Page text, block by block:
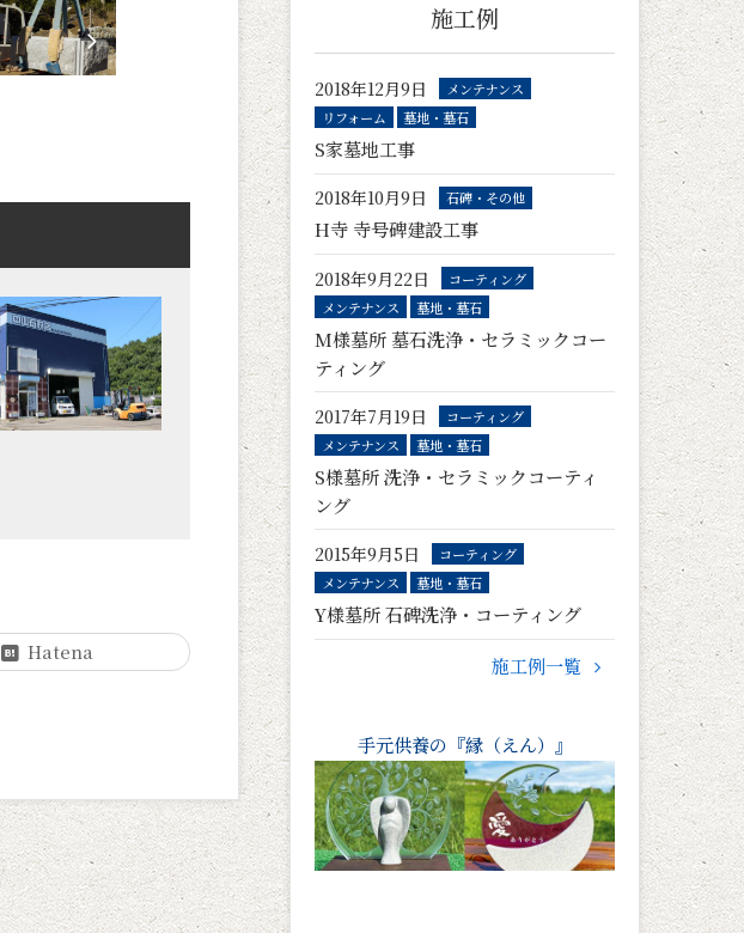
Hatena
施工例
2018年12月9日
メンテナンス
リフォーム
墓地・墓石
S家墓地工事
2018年10月9日 石碑・その他
H寺 寺号碑建設工事
2018年9月22日
コーティング
メンテナンス
墓地・墓石
M様墓所 墓石洗浄・セラミックコー
ティング
2017年7月19日
コーティング
メンテナンス
墓地・墓石
S様墓所 洗浄・セラミックコーティ
ング
2015年9月5日
コーティング
メンテナンス
墓地・墓石
Y様墓所 石碑洗浄・コーティング
施工例一覧
手元供養の『縁（えん）』